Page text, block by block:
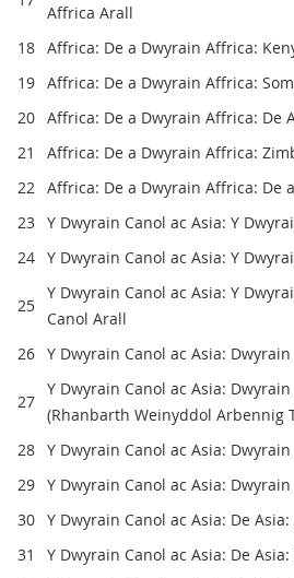
Affrica Arall
18 Affrica: De a Dwyrain Affrica:
19 Affrica: De a Dwyrain Affrica:
20 Affrica: De a Dwyrain Affrica: De
21
Affrica: De a Dwyrain Affrica:
22 Affrica: De a Dwyrain Affrica: De
23 Y Dwyrain Canol ac Asia: Y
24 Y Dwyrain Canol ac Asia: Y
25
Y Dwyrain Canol ac Asia: Y
Canol Arall
26 Y Dwyrain Canol ac Asia:
27
Y Dwyrain Canol ac Asia:
(Rhanbarth Weinyddol Arbennig
28 Y Dwyrain Canol ac Asia: Dwyrain
29 Y Dwyrain Canol ac Asia:
30 Y Dwyrain Canol ac Asia: De
31
Y Dwyrain Canol ac Asia: De